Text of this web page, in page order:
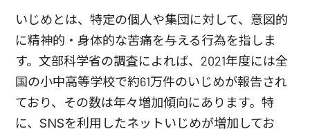
いじめとは、特定の個人や集団に対して、意図的
に精神的・身体的な苦痛を与える行為を指しま
す。文部科学省の調査によれば、2021年度には全
国の小中高等学校で約61万件のいじめが報告され
ており、その数は年々増加傾向にあります。特
に、SNSを利用したネットいじめが増加してお